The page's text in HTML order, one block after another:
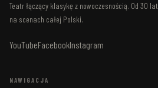
Teatr łączący klasykę z nowoczesnością. Od 30 lat
na scenach całej Polski.
YouTubeFacebookInstagram
NAWIGACJA